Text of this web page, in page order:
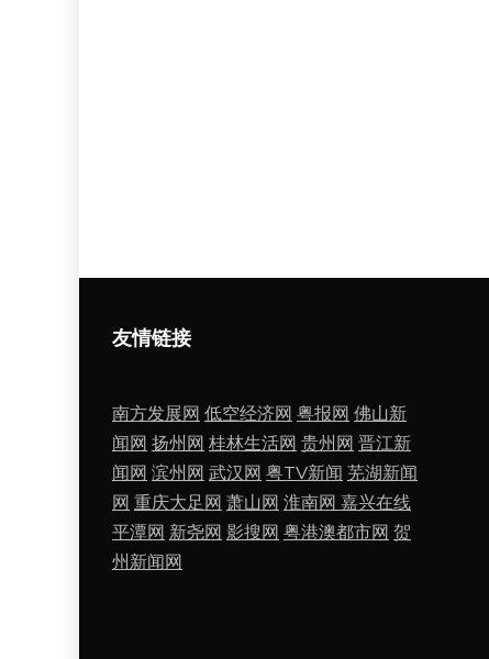
友情链接
南方发展网 低空经济网 粤报网 佛山新
闻网 扬州网 桂林生活网 贵州网 晋江新
闻网 滨州网 武汉网 粤TV新闻 芜湖新闻
网 重庆大足网 萧山网 淮南网 嘉兴在线
平潭网 新尧网 影搜网 粤港澳都市网 贺
州新闻网